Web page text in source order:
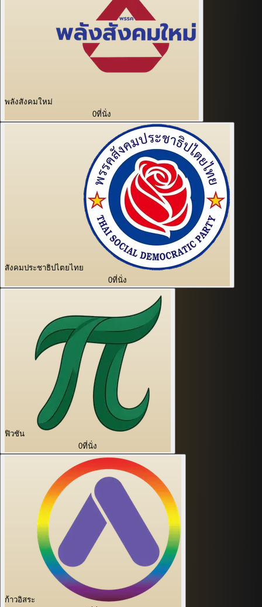
พลังสังคมใหม่
0ที่นั่ง
สังคมประชาธิปไตยไทย
0ที่นั่ง
ฟิวชัน
0ที่นั่ง
ก้าวอิสระ